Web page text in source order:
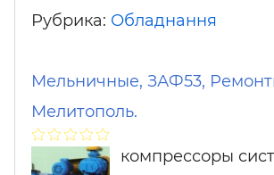
Рубрика: Обладнання
Мельничные, ЗАФ53,
Мелитополь.
компрессоры